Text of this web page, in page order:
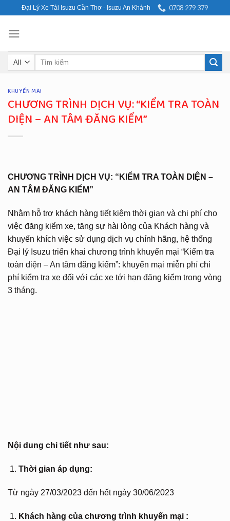
to
content
Đại Lý Xe Tải Isuzu Cần Thơ - Isuzu An Khánh 0708 279 379
Search
KHUYẾN MÃI
CHƯƠNG TRÌNH DỊCH VỤ: “KIỂM TRA TOÀN
DIỆN – AN TÂM ĐĂNG KIỂM”
CHƯƠNG TRÌNH DỊCH VỤ: “KIỂM TRA TOÀN DIỆN –
AN TÂM ĐĂNG KIỂM”
Nhằm hỗ trợ khách hàng tiết kiệm thời gian và chi phí cho
việc đăng kiểm xe, tăng sự hài lòng của Khách hàng và
khuyến khích việc sử dụng dịch vụ chính hãng, hệ thống
Đại lý Isuzu triển khai chương trình khuyến mại “Kiểm tra
toàn diện – An tâm đăng kiểm”: khuyến mại miễn phí chi
phí kiểm tra xe đối với các xe tới hạn đăng kiểm trong vòng
3 tháng.
Nội dung chi tiết như sau:
Thời gian áp dụng:
Từ ngày 27/03/2023 đến hết ngày 30/06/2023
Khách hàng của chương trình khuyến mại :